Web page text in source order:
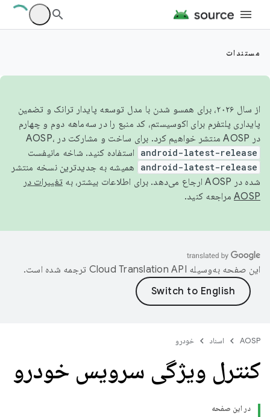
مستندات
از سال ۲۰۲۶، برای همسو شدن با مدل توسعه پایدار ترانک و تضمین
پایداری پلتفرم برای اکوسیستم، کد منبع را در سه‌ماهه دوم و چهارم
در AOSP منتشر خواهیم کرد. برای ساخت و مشارکت در AOSP،
android-latest-release استفاده کنید. شاخه مانیفست
android-latest-release
همیشه به جدیدترین نسخه منتشر
شده در AOSP ارجاع می‌دهد. برای اطلاعات بیشتر، به
تغییرات در
AOSP مراجعه کنید.
این صفحه به‌وسیله ترجمه شده است.
AOSP اسناد خودرو
کنترل ویژگی سرویس خودرو
در این صفحه